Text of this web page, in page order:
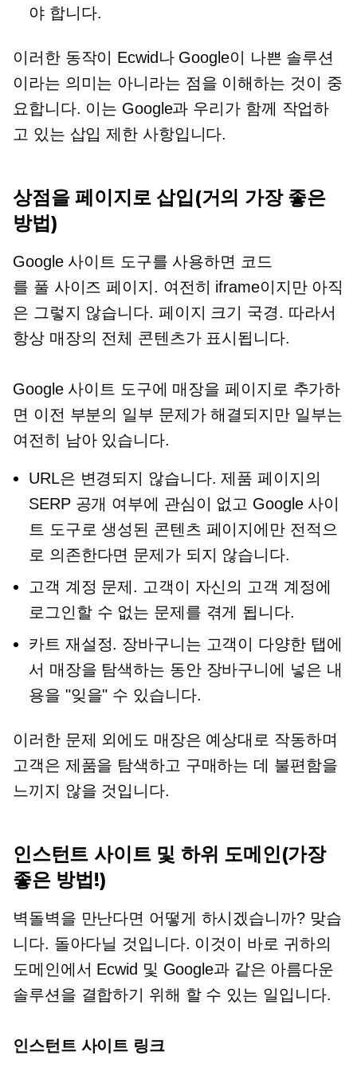
야 합니다.
이러한 동작이 Ecwid나 Google이 나쁜 솔루션
이라는 의미는 아니라는 점을 이해하는 것이 중
요합니다. 이는 Google과 우리가 함께 작업하
고 있는 삽입 제한 사항입니다.
상점을 페이지로 삽입(거의 가장 좋은
방법)
Google 사이트 도구를 사용하면 코드
를 풀 사이즈 페이지. 여전히 iframe이지만 아직
은 그렇지 않습니다. 페이지 크기
국경. 따라서
항상 매장의 전체 콘텐츠가 표시됩니다.
Google 사이트 도구에 매장을 페이지로 추가하
면 이전 부분의 일부 문제가 해결되지만 일부는
여전히 남아 있습니다.
URL은 변경되지 않습니다. 제품 페이지의
SERP 공개 여부에 관심이 없고 Google 사이
트 도구로 생성된 콘텐츠 페이지에만 전적으
로 의존한다면 문제가 되지 않습니다.
고객 계정 문제. 고객이 자신의 고객 계정에
로그인할 수 없는 문제를 겪게 됩니다.
카트 재설정. 장바구니는 고객이 다양한 탭에
서 매장을 탐색하는 동안 장바구니에 넣은 내
용을 "잊을" 수 있습니다.
이러한 문제 외에도 매장은 예상대로 작동하며
고객은 제품을 탐색하고 구매하는 데 불편함을
느끼지 않을 것입니다.
인스턴트 사이트 및 하위 도메인(가장
좋은 방법!)
벽돌벽을 만난다면 어떻게 하시겠습니까? 맞습
니다. 돌아다닐 것입니다. 이것이 바로 귀하의
도메인에서 Ecwid 및 Google과 같은 아름다운
솔루션을 결합하기 위해 할 수 있는 일입니다.
인스턴트 사이트 링크